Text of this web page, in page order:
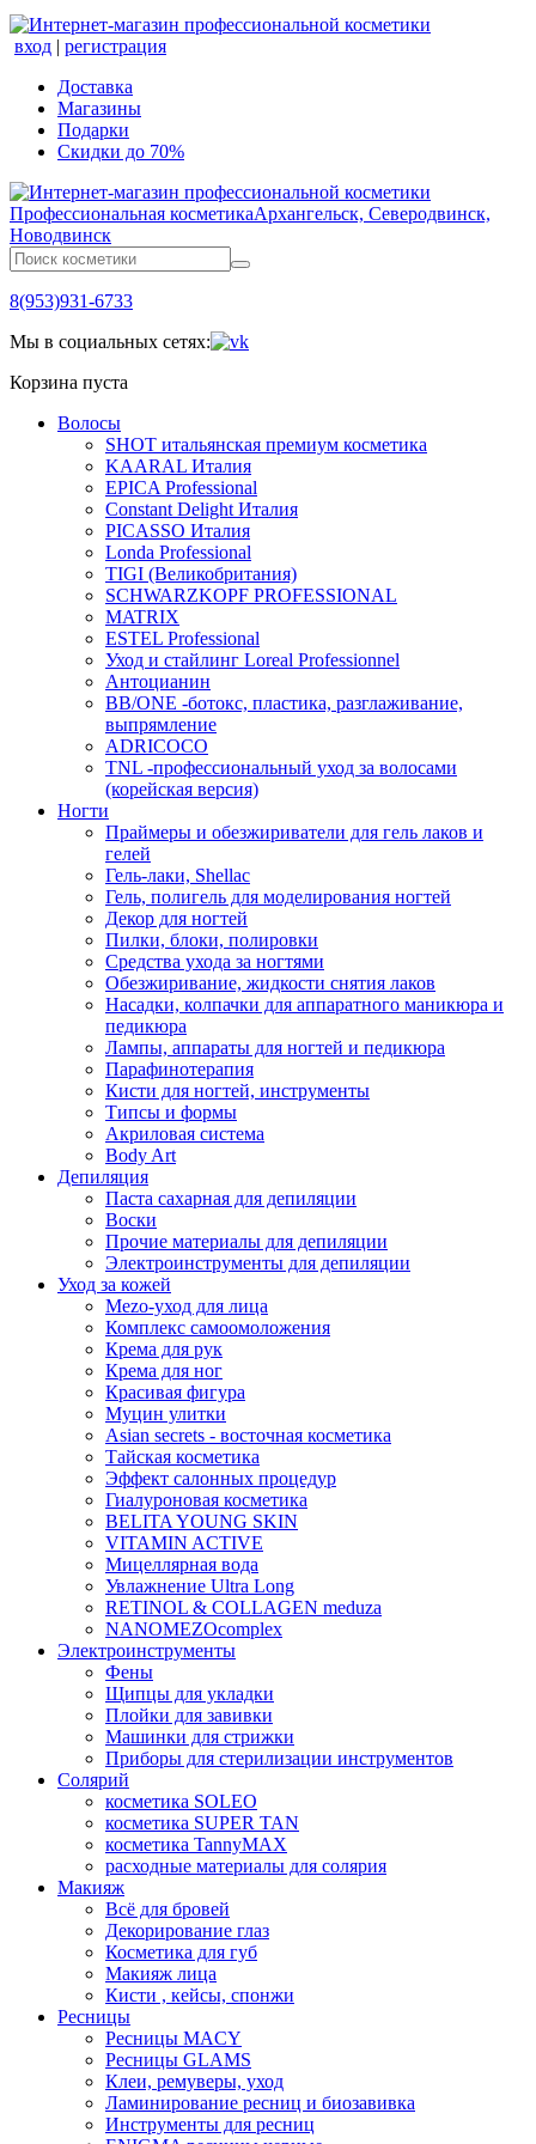
вход | регистрация
Доставка
Магазины
Подарки
Скидки до 70%
Профессиональная косметикаАрхангельск, Северодвинск,
Новодвинск
8(953)931-6733
Мы в социальных сетях:
Корзина пуста
Волосы
SHOT итальянская премиум косметика
KAARAL Италия
EPICA Professional
Constant Delight Италия
PICASSO Италия
Londa Professional
TIGI (Великобритания)
SCHWARZKOPF PROFESSIONAL
MATRIX
ESTEL Professional
Уход и стайлинг Loreal Professionnel
Антоцианин
BB/ONE -ботокс, пластика, разглаживание,
выпрямление
ADRICOCO
TNL -профессиональный уход за волосами
(корейская версия)
Ногти
Праймеры и обезжириватели для гель лаков и
гелей
Гель-лаки, Shellac
Гель, полигель для моделирования ногтей
Декор для ногтей
Пилки, блоки, полировки
Средства ухода за ногтями
Обезжиривание, жидкости снятия лаков
Насадки, колпачки для аппаратного маникюра и
педикюра
Лампы, аппараты для ногтей и педикюра
Парафинотерапия
Кисти для ногтей, инструменты
Типсы и формы
Акриловая система
Body Art
Депиляция
Паста сахарная для депиляции
Воски
Прочие материалы для депиляции
Электроинструменты для депиляции
Уход за кожей
Mezo-уход для лица
Комплекс самоомоложения
Крема для рук
Крема для ног
Красивая фигура
Муцин улитки
Asian seсrets - восточная косметика
Тайская косметика
Эффект салонных процедур
Гиалуроновая косметика
BELITA YOUNG SKIN
VITAMIN ACTIVE
Мицеллярная вода
Увлажнение Ultra Long
RETINOL & COLLAGEN meduza
NANOMEZOcomplex
Электроинструменты
Фены
Щипцы для укладки
Плойки для завивки
Машинки для стрижки
Приборы для стерилизации инструментов
Солярий
косметика SOLEO
косметика SUPER TAN
косметика TannyMAX
расходные материалы для солярия
Макияж
Всё для бровей
Декорирование глаз
Косметика для губ
Макияж лица
Кисти , кейсы, спонжи
Ресницы
Ресницы MACY
Ресницы GLAMS
Клеи, ремуверы, уход
Ламинирование ресниц и биозавивка
Инструменты для ресниц